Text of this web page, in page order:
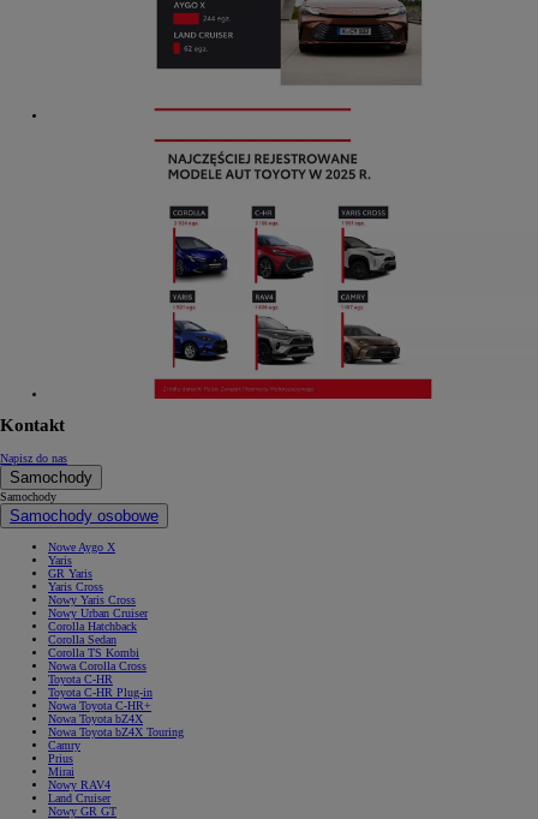
Kontakt
Napisz do nas
Samochody
Samochody
Samochody osobowe
Nowe Aygo X
Yaris
GR Yaris
Yaris Cross
Nowy Yaris Cross
Nowy Urban Cruiser
Corolla Hatchback
Corolla Sedan
Corolla TS Kombi
Nowa Corolla Cross
Toyota C-HR
Toyota C-HR Plug-in
Nowa Toyota C-HR+
Nowa Toyota bZ4X
Nowa Toyota bZ4X Touring
Camry
Prius
Mirai
Nowy RAV4
Land Cruiser
Nowy GR GT